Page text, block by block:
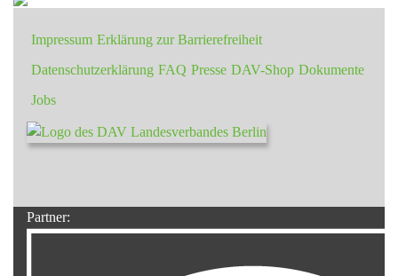
Impressum Erklärung zur Barrierefreiheit
Datenschutzerklärung FAQ Presse DAV-Shop Dokumente
Jobs
Partner: